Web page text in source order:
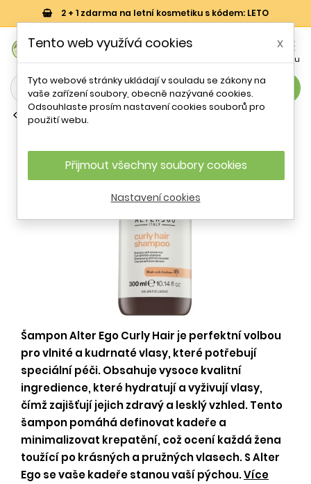
2 + 1 zdarma na letní kosmetiku s kódem: LETO

Menu
search
Běžné šampony
Šampon Alter Ego Curly Hair je perfektní volbou
pro vlnité a kudrnaté vlasy, které potřebují
speciální péči. Obsahuje vysoce kvalitní
ingredience, které hydratují a vyživují vlasy,
čímž zajišťují jejich zdravý a lesklý vzhled. Tento
šampon pomáhá definovat kadeře a
minimalizovat krepatění, což ocení každá žena
toužící po krásných a pružných vlasech. S Alter
Ego se vaše kadeře stanou vaší pýchou.Více
Tento web využívá cookies x
Tyto webové stránky ukládají v souladu se zákony na
vaše zařízení soubory, obecně nazývané cookies.
Odsouhlaste prosím nastavení cookies souborů pro
použití webu.
Přijmout všechny soubory cookies
Nastavení cookies